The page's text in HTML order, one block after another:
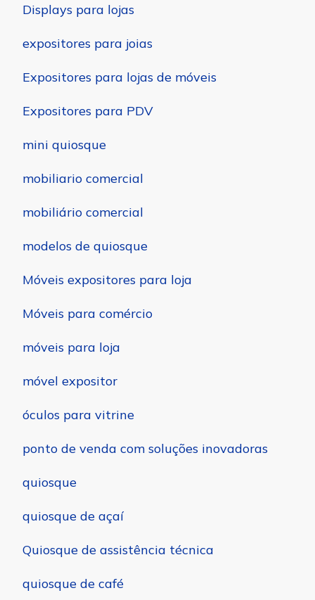
Displays para lojas
expositores para joias
Expositores para lojas de móveis
Expositores para PDV
mini quiosque
mobiliario comercial
mobiliário comercial
modelos de quiosque
Móveis expositores para loja
Móveis para comércio
móveis para loja
móvel expositor
óculos para vitrine
ponto de venda com soluções inovadoras
quiosque
quiosque de açaí
Quiosque de assistência técnica
quiosque de café